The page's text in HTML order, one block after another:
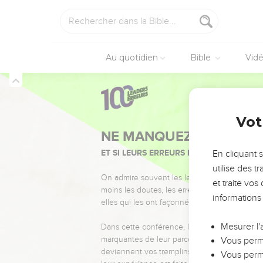
Au quotidien Bible
NE MANQUEZ PAS
ET SI LEURS ERREURS POUVAIENT VOUS
On admire souvent les leaders pour leurs
moins les doutes, les erreurs et les saisons
elles qui les ont façonnés.
Dans cette conférence, leaders,
marquantes de leur parcours et les clés
deviennent vos tremplins. Que vous
En cliquant
utilise des
et traite vos
Mesurer
Vous
Vous